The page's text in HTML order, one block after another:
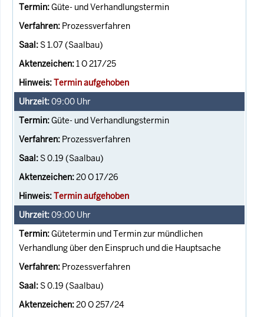
Güte- und Verhandlungstermin
Prozessverfahren
S 1.07 (Saalbau)
1 O 217/25
Termin aufgehoben
09:00 Uhr
Güte- und Verhandlungstermin
Prozessverfahren
S 0.19 (Saalbau)
20 O 17/26
Termin aufgehoben
09:00 Uhr
Gütetermin und Termin zur mündlichen
Verhandlung über den Einspruch und die Hauptsache
Prozessverfahren
S 0.19 (Saalbau)
20 O 257/24